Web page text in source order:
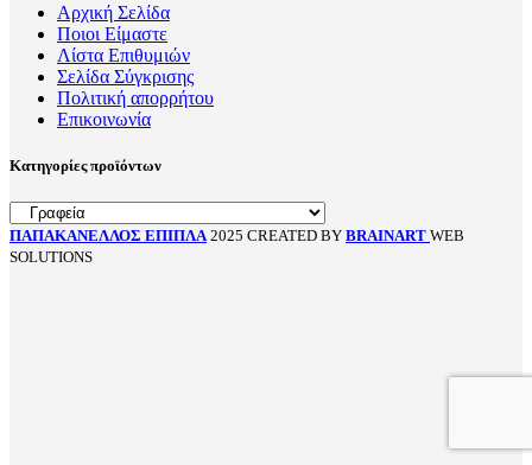
Αρχική Σελίδα
Ποιοι Είμαστε
Λίστα Επιθυμιών
Σελίδα Σύγκρισης
Πολιτική απορρήτου
Επικοινωνία
Κατηγορίες προϊόντων
ΠΑΠΑΚΑΝΕΛΛΟΣ ΕΠΙΠΛΑ 2025 CREATED BY BRAINART WEB
SOLUTIONS